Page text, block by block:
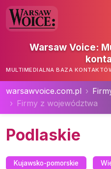
Warsaw Voice:
MULTIMEDIALNA BAZA
warsawvoice.com.pl
Firmy z województwa
Podlaskie
Kujawsko-pomorskie